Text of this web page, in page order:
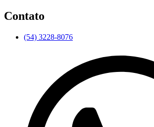
Contato
(54) 3228-8076